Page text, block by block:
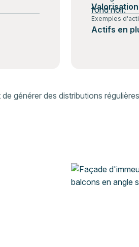
Exemples
Actifs en
générer des distributions